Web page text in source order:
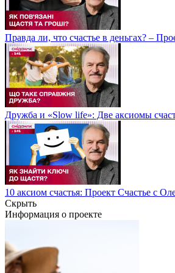
Правда ли, что счастье в деньгах? –
Дружба и «Slow life»: Две аксиомы
10 аксиом счастья: Проект Счастье с
Скрыть
Информация о проекте